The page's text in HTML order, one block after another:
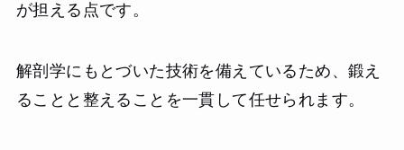
が担える点です。
解剖学にもとづいた技術を備えているため、鍛え
ることと整えることを一貫して任せられます。